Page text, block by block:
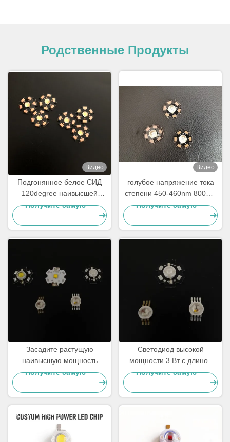
Родственные Продукты
Видео
Подгонянное белое СИД
120degree наивысшей
мощности 1W с медным
Получите самую
лучшую цену
Видео
голубое напряжение тока
степени 450-460nm 800mA
12-14V СИД 90 наивысшей
Получите самую
лучшую цену
Засадите растущую
наивысшую мощность
света 1W водить в теплой
белизне, холодной белизне
Получите самую
лучшую цену
Светодиод высокой
мощности 3 Вт с длиной
волны 520–530 нм, током
800 мА и световым потоком
90–100 лм для дорожной
сигнализации
Получите самую
лучшую цену